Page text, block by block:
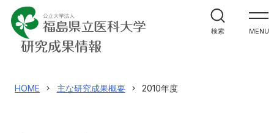
MENU
HOME
医療研究推進センター
主な研究成果概要
検索
HOME 主な研究成果概要 2010年度